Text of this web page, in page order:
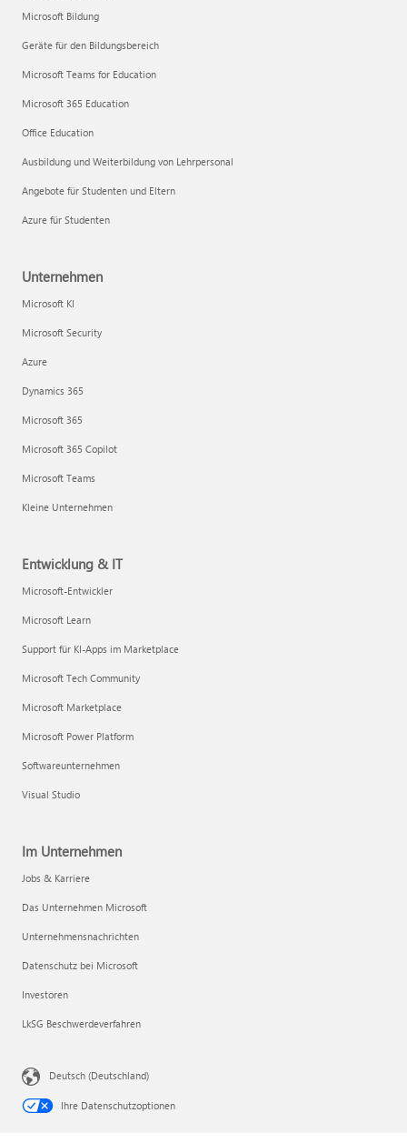
Microsoft Bildung
Geräte für den Bildungsbereich
Microsoft Teams for Education
Microsoft 365 Education
Office Education
Ausbildung und Weiterbildung von Lehrpersonal
Angebote für Studenten und Eltern
Azure für Studenten
Unternehmen
Microsoft KI
Microsoft Security
Azure
Dynamics 365
Microsoft 365
Microsoft 365 Copilot
Microsoft Teams
Kleine Unternehmen
Entwicklung & IT
Microsoft-Entwickler
Microsoft Learn
Support für KI-Apps im Marketplace
Microsoft Tech Community
Microsoft Marketplace
Microsoft Power Platform
Softwareunternehmen
Visual Studio
Im Unternehmen
Jobs & Karriere
Das Unternehmen Microsoft
Unternehmensnachrichten
Datenschutz bei Microsoft
Investoren
LkSG Beschwerdeverfahren
Deutsch (Deutschland)
Ihre Datenschutzoptionen